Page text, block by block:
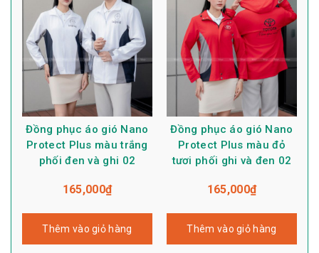
Đồng phục áo gió Nano
Protect Plus màu trắng
phối đen và ghi 02
165,000₫
Thêm vào giỏ hàng
Đồng phục áo gió Nano
Protect Plus màu đỏ
tươi phối ghi và đen 02
165,000₫
Thêm vào giỏ hàng